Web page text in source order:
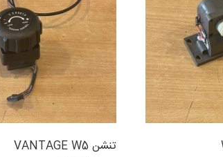
تنشن VANTAGE W5